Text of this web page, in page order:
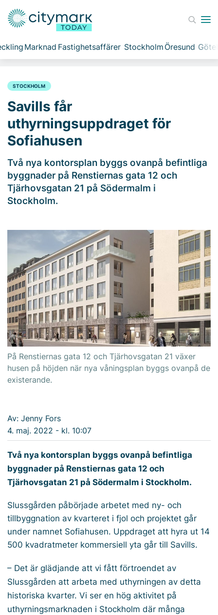
Marknad Fastighetsaffärer Stockholm Öresund
STOCKHOLM
Savills får
uthyrningsuppdraget för
Sofiahusen
Två nya kontorsplan byggs ovanpå befintliga
byggnader på Renstiernas gata 12 och
Tjärhovsgatan 21 på Södermalm i
Stockholm.
På Renstiernas gata 12 och Tjärhovsgatan 21 växer
husen på höjden när nya våningsplan byggs ovanpå de
existerande.
Av: Jenny Fors
4. maj. 2022 - kl. 10:07
Två nya kontorsplan byggs ovanpå befintliga
byggnader på Renstiernas gata 12 och
Tjärhovsgatan 21 på Södermalm i Stockholm.
Slussgården påbörjade arbetet med ny- och
tillbyggnation av kvarteret i fjol och projektet går
under namnet Sofiahusen. Uppdraget att hyra ut 14
500 kvadratmeter kommersiell yta går till Savills.
– Det är glädjande att vi fått förtroendet av
Slussgården att arbeta med uthyrningen av detta
historiska kvarter. Vi ser en hög aktivitet på
uthyrningsmarknaden i Stockholm där många